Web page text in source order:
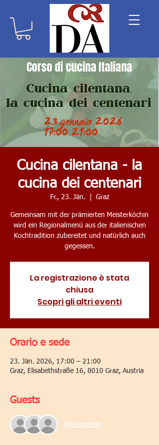
Cucina cilentana - la
cucina dei centenari
Fr., 23. Jän. Graz
Gemeinsam mit der prämierten Meisterköchin
wird ein Regionalmenü aus der italienischen
Kochtradition zubereitet und natürlich auch
gegessen.
La registrazione è stata
chiusa
Scopri gli altri eventi
Orario e sede
23. Jän. 2026, 17:00 – 21:00
Graz, Elisabethstraße 16, 8010 Graz, Austria
Guests
Alle ansehen